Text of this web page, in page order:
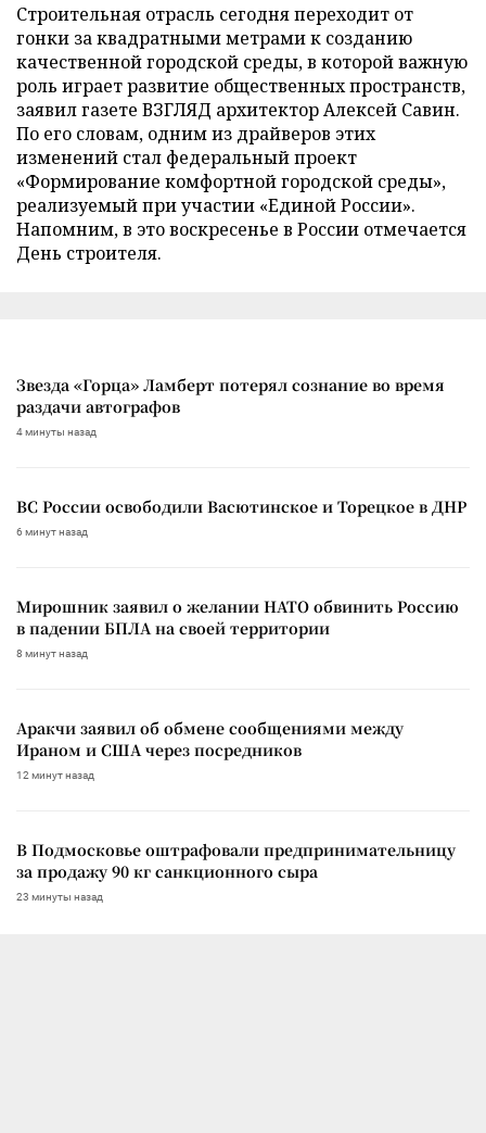
Строительная отрасль сегодня переходит от
гонки за квадратными метрами к созданию
качественной городской среды, в которой важную
роль играет развитие общественных пространств,
заявил газете ВЗГЛЯД архитектор Алексей Савин.
По его словам, одним из драйверов этих
изменений стал федеральный проект
«Формирование комфортной городской среды»,
реализуемый при участии «Единой России».
Напомним, в это воскресенье в России отмечается
День строителя.
Звезда «Горца» Ламберт потерял сознание во время
раздачи автографов
4 минуты назад
ВС России освободили Васютинское и Торецкое в ДНР
6 минут назад
Мирошник заявил о желании НАТО обвинить Россию
в падении БПЛА на своей территории
8 минут назад
Аракчи заявил об обмене сообщениями между
Ираном и США через посредников
12 минут назад
В Подмосковье оштрафовали предпринимательницу
за продажу 90 кг санкционного сыра
23 минуты назад